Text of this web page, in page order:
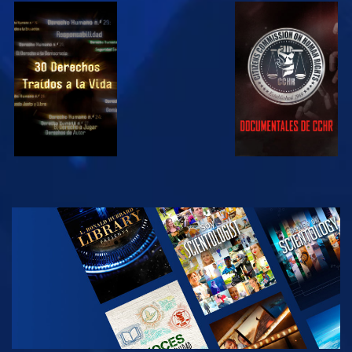
VE VE
VE
EXPLORA LAS
SERIES